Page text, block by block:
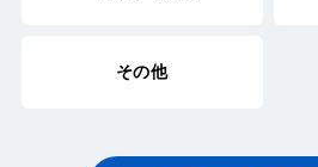
その他